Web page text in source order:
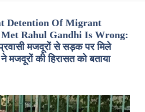
Detention Of Migrant
Rahul Gandhi Is Wrong:
मजदूरों से सड़क पर मिले
मजदूरों की हिरासत को बताया